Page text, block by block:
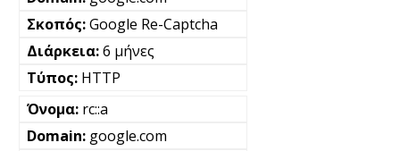
Google Re-Captcha
6 μήνες
HTTP
rc::a
google.com